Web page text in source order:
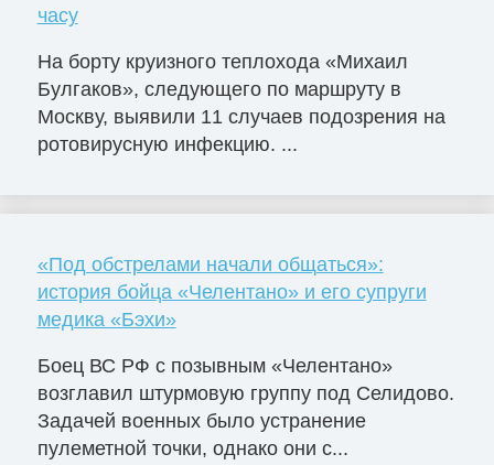
часу
На борту круизного теплохода «Михаил
Булгаков», следующего по маршруту в
Москву, выявили 11 случаев подозрения на
ротовирусную инфекцию. ...
«Под обстрелами начали общаться»:
история бойца «Челентано» и его супруги
медика «Бэхи»
Боец ВС РФ с позывным «Челентано»
возглавил штурмовую группу под Селидово.
Задачей военных было устранение
пулеметной точки, однако они с...